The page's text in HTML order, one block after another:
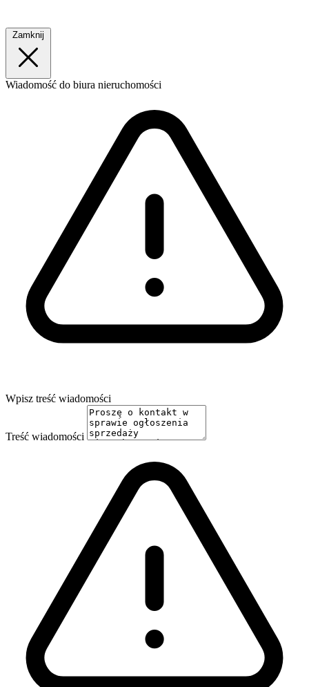
Zamknij
Wiadomość do biura nieruchomości
Wpisz treść wiadomości
Treść wiadomości